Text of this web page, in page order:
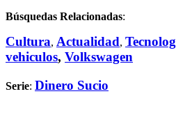
Búsquedas Relacionadas:
Cultura, Actualidad,
vehiculos, Volkswagen
Serie: Dinero Sucio